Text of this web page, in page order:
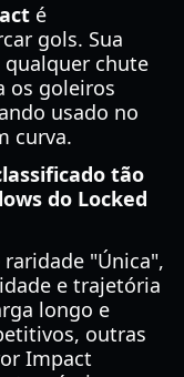
é
gols. Sua
chute
os goleiros
usado no
curva.
tão
do Locked
"Única",
e trajetória
longo e
outras
Impact